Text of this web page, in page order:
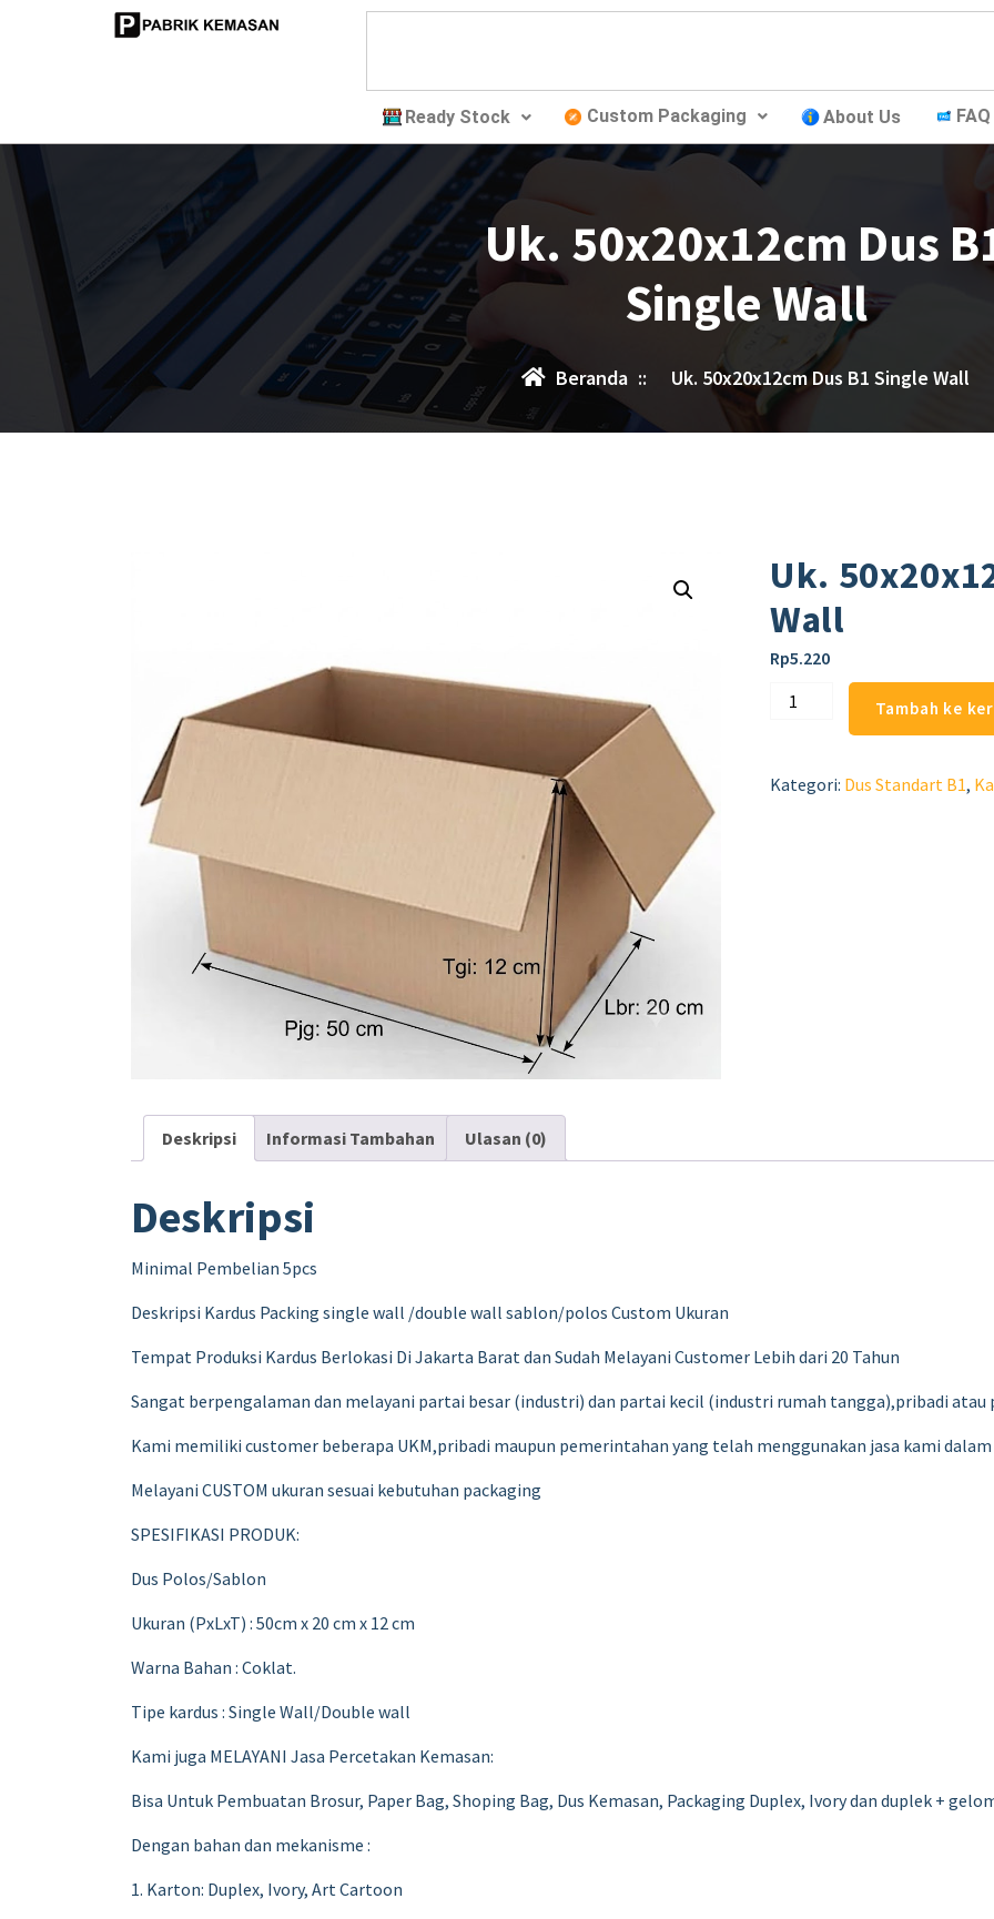
Ready Stock Custom Packaging About Us FAQ
Uk. 50x20x12cm Dus
Single Wall
Beranda :: Uk. 50x20x12cm Dus B1 Single Wall
Uk.
Wall
Rp5.220
Tambah ke
Kategori: Dus Standart B1,
Deskripsi Informasi Tambahan Ulasan (0)
Deskripsi
Minimal Pembelian 5pcs
Deskripsi Kardus Packing single wall /double wall sablon/polos Custom Ukuran
Tempat Produksi Kardus Berlokasi Di Jakarta Barat dan Sudah Melayani Customer Lebih dari 20 Tahun
Sangat berpengalaman dan melayani partai besar (industri) dan partai kecil (industri rumah tangga),pribadi
Kami memiliki customer beberapa UKM,pribadi maupun pemerintahan yang telah menggunakan jasa kami
Melayani CUSTOM ukuran sesuai kebutuhan packaging
SPESIFIKASI PRODUK:
Dus Polos/Sablon
Ukuran (PxLxT) : 50cm x 20 cm x 12 cm
Warna Bahan : Coklat.
Tipe kardus : Single Wall/Double wall
Kami juga MELAYANI Jasa Percetakan Kemasan:
Bisa Untuk Pembuatan Brosur, Paper Bag, Shoping Bag, Dus Kemasan, Packaging Duplex, Ivory dan duplek +
Dengan bahan dan mekanisme :
1. Karton: Duplex, Ivory, Art Cartoon